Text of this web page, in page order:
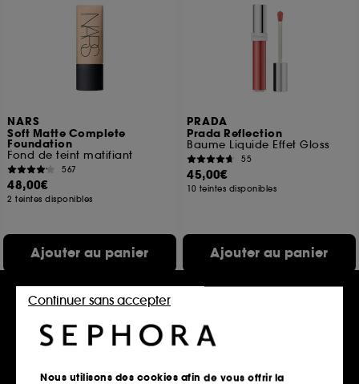
NARS
Soft Matte Complete
Foundation
Fond de teint matifiant
567
48,00€
2 teintes disponibles
Ajouter au panier
PRADA
Prada Reflection
Baume Liquide Effet Gloss
55
45,00€
10 teintes disponibles
Ajouter au panier
Nous utilisons des cookies afin de vous offrir la
Continuer sans accepter